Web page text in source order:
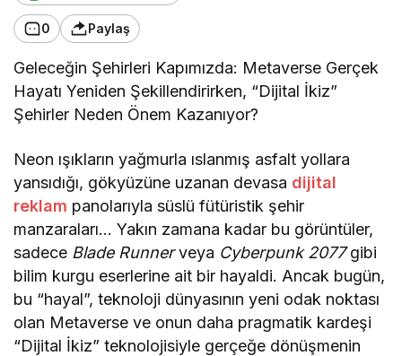
0 Paylaş
Geleceğin Şehirleri Kapımızda: Metaverse Gerçek
Hayatı Yeniden Şekillendirirken, “Dijital İkiz”
Şehirler Neden Önem Kazanıyor?
Neon ışıkların yağmurla ıslanmış asfalt yollara
yansıdığı, gökyüzüne uzanan devasa dijital
reklam panolarıyla süslü fütüristik şehir
manzaraları… Yakın zamana kadar bu görüntüler,
sadece Blade Runnerveya Cyberpunk 2077gibi
bilim kurgu eserlerine ait bir hayaldi. Ancak bugün,
bu “hayal”, teknoloji dünyasının yeni odak noktası
olan Metaverse ve onun daha pragmatik kardeşi
“Dijital İkiz” teknolojisiyle gerçeğe dönüşmenin